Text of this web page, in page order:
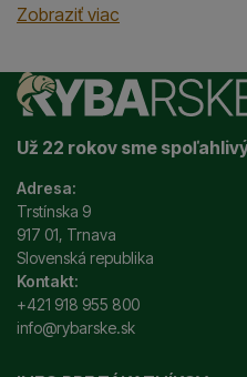
při rybolovu.
Zobraziť viac
Už 22 rokov sme
Adresa:
Trstínska 9
917 01, Trnava
Slovenská republika
Kontakt:
+421 918 955 800
info@rybarske.sk